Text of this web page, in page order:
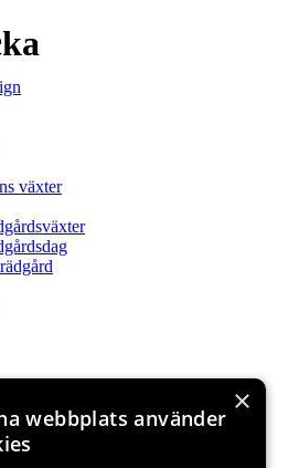
växter
×
webbplats använder